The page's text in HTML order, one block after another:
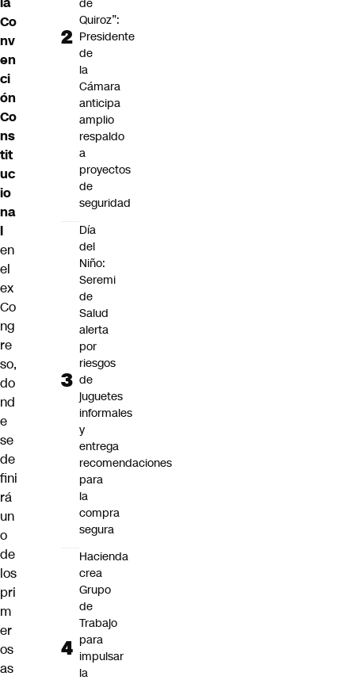
Co
nv
en
ci
ón
Co
ns
tit
uc
io
na
l
en
el
ex
Co
ng
re
so,
do
nd
e
se
de
fini
rá
un
o
de
los
pri
m
er
os
as
de
Quiroz”:
Presidente
de
la
Cámara
anticipa
amplio
respaldo
a
proyectos
de
seguridad
Día
del
Niño:
Seremi
de
Salud
alerta
por
riesgos
de
juguetes
informales
y
entrega
recomendaciones
para
la
compra
segura
Hacienda
crea
Grupo
de
Trabajo
para
impulsar
la